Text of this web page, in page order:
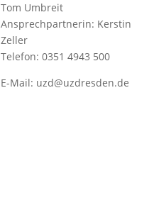
Tom Umbreit
Ansprechpartnerin: Kerstin
Zeller
Telefon: 0351 4943 500
E-Mail: uzd@uzdresden.de